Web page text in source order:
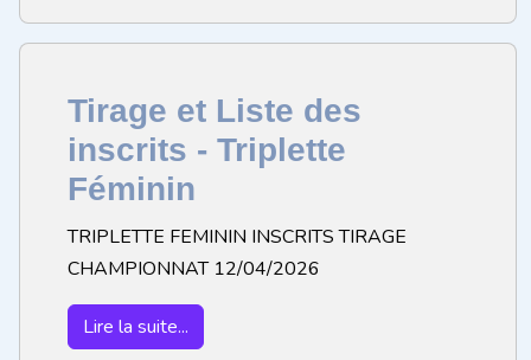
Tirage et Liste des
inscrits - Triplette
Féminin
TRIPLETTE FEMININ INSCRITS TIRAGE
CHAMPIONNAT 12/04/2026
Lire la suite...